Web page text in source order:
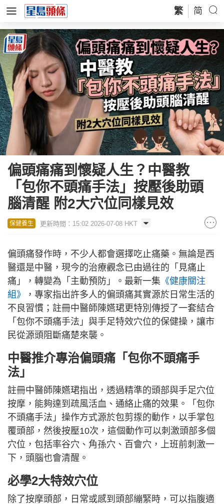
繁 简
偏頭痛痛到懷疑人生？中醫教
「包你不頭痛手法」按壓後助頭
腦清醒 附2大穴位同樣見效
保健養生 更新時間：15:02 2026-07-08 HKT
偏頭痛發作時，不少人都會選擇吃止痛藥。無論是西
醫還是中醫，現今的治療觀念已由過往的「見痛止
痛」，轉變為「主動預防」。最新一集 《健康關注
組》
，專家指出許多人的偏頭痛其實源於日常生活的
不良習慣；註冊中醫師陳嬿珺更特別傳授了一套結合
「包你不頭痛手法」與手足特效穴位的保健操，讓市
民從源頭阻斷痛楚來襲。
中醫推介專治偏頭痛「包你不頭痛手
法」
註冊中醫師陳嬿珺指出，透過精準的頭部與手足穴位
按摩，能夠達到疏風活血、通絡止痛的效果。「包你
不頭痛手法」操作方式源於包剪揼的動作，以手掌包
覆頭部，然後按壓10次，這個動作可以刺激頭部多個
穴位，包括率谷穴、角孫穴、百會穴，上班前刺激一
下，頭腦也會清醒。
必學2大特效穴位
除了按摩頭部，日常或感到頭部繃緊時，可以指腹適